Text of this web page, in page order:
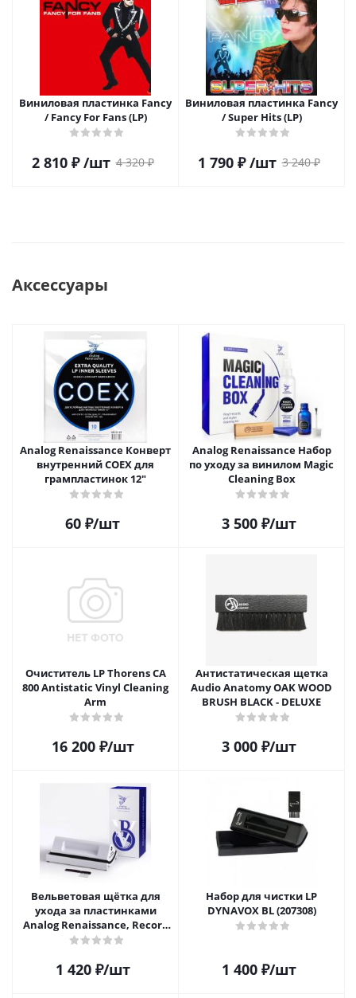
Виниловая пластинка Fancy
/ Fancy For Fans (LP)
2 810₽ /шт 4 320₽
Виниловая пластинка Fancy
/ Super Hits (LP)
1 790₽ /шт 3 240₽
Аксессуары
Analog Renaissance Конверт
внутренний COEX для
грампластинок 12"
60 ₽/шт
Analog Renaissance Набор
по уходу за винилом Magic
Cleaning Box
3 500₽/шт
Очиститель LP Thorens CA
800 Antistatic Vinyl Cleaning
Arm
16 200₽/шт
Антистатическая щетка
Audio Anatomy OAK WOOD
BRUSH BLACK - DELUXE
3 000₽/шт
Вельветовая щётка для
ухода за пластинками
Analog Renaissance, Record
Velvet Brush, AR-7152, White
1 420₽/шт
Набор для чистки LP
DYNAVOX BL (207308)
1 400₽/шт